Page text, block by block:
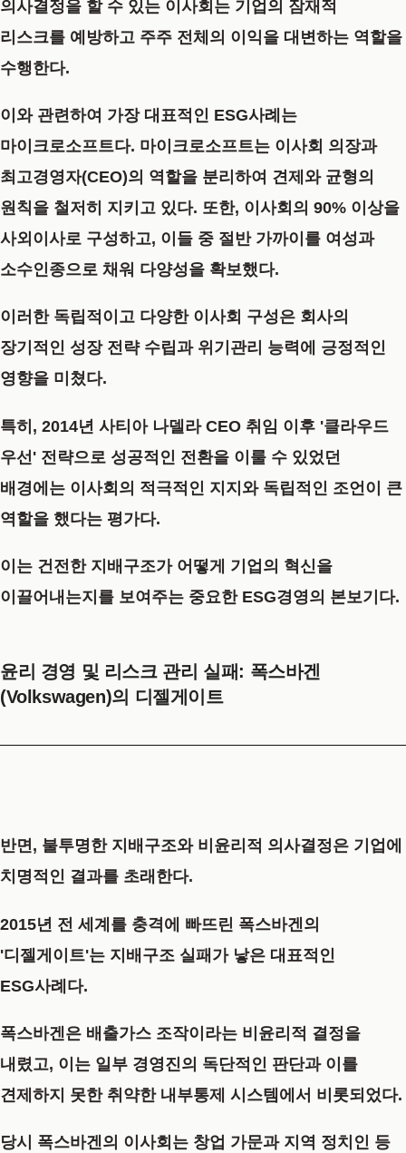
의사결정을 할 수 있는 이사회는 기업의 잠재적
리스크를 예방하고 주주 전체의 이익을 대변하는 역할을
수행한다.
이와 관련하여 가장 대표적인 ESG사례 는
마이크로소프트다. 마이크로소프트는 이사회 의장과
최고경영자(CEO)의 역할을 분리하여 견제와 균형의
원칙을 철저히 지키고 있다. 또한, 이사회의 90% 이상을
사외이사로 구성하고, 이들 중 절반 가까이를 여성과
소수인종으로 채워 다양성을 확보했다.
이러한 독립적이고 다양한 이사회 구성은 회사의
장기적인 성장 전략 수립과 위기관리 능력에 긍정적인
영향을 미쳤다.
특히, 2014년 사티아 나델라 CEO 취임 이후 '클라우드
우선' 전략으로 성공적인 전환을 이룰 수 있었던
배경에는 이사회의 적극적인 지지와 독립적인 조언이 큰
역할을 했다는 평가다.
이는 건전한 지배구조가 어떻게 기업의 혁신을
이끌어내는지를 보여주는 중요한 ESG경영의 본보기다.
윤리 경영 및 리스크 관리 실패: 폭스바겐
(Volkswagen)의 디젤게이트
반면, 불투명한 지배구조와 비윤리적 의사결정은 기업에
치명적인 결과를 초래한다.
2015년 전 세계를 충격에 빠뜨린 폭스바겐 의
'디젤게이트'는 지배구조 실패가 낳은 대표적인
ESG사례 다.
폭스바겐은 배출가스 조작이라는 비윤리적 결정을
내렸고, 이는 일부 경영진의 독단적인 판단과 이를
견제하지 못한 취약한 내부통제 시스템에서 비롯되었다.
당시 폭스바겐의 이사회는 창업 가문과 지역 정치인 등